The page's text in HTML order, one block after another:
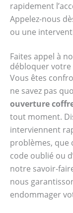
rapidement
Appelez-nous
ou une
Faites appel à
débloquer
Vous êtes
ne savez pas
ouverture
tout moment.
interviennent
problèmes, que
code oublié ou
notre savoir-
nous
endommager